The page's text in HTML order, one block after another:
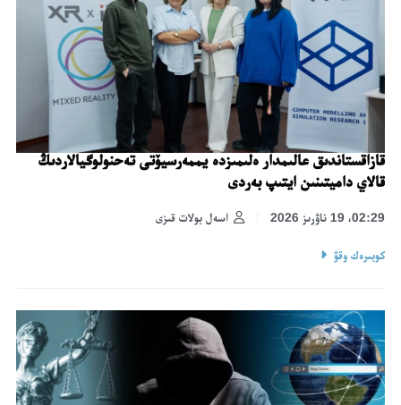
قازاقستاندىق عالىمدار ەلىمىزدە يممەرسيۆتى تەحنولوگيالاردىڭ
قالاي داميتىنىن ايتىپ بەردى
اسەل بولات قىزى 02:29، 19 ناۋرىز 2026
كوبىرەك وقۋ